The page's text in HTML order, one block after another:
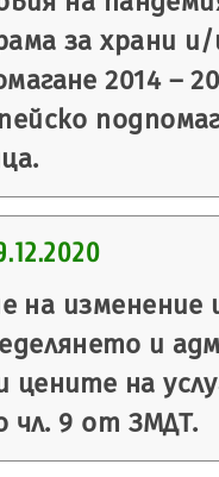
за храни
2014 –
на изменение
и
на
чл. 9 от ЗМДТ.